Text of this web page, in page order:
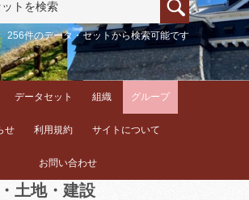
256件のデータ・セットから検索可能です
データセット 組織 グループ
せ 利用規約 サイトについて
お問い合わせ
土地・建設